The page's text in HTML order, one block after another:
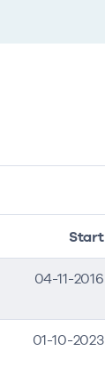
Start
04-11-2016
01-10-2023